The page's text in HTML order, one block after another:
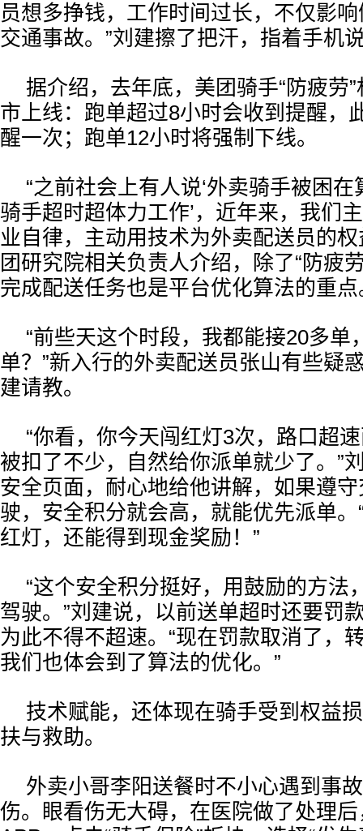
员想多挣钱，工作时间过长，不仅影
交通事故。”刘建擦了把汗，指着手机
据介绍，去年底，美团骑手“防疲劳
市上线：跑单超过8小时会收到提醒，
醒一次；跑单12小时将强制下线。
“之前社会上有人说‘外卖骑手被困在
骑手超时超体力工作’，近年来，我们
业自律，主动用技术为外卖配送员的
团研究院相关负责人介绍，除了“防疲
完成配送任务也是平台优化算法的重点
“前些天这个时段，我都能接20多单
单？”新入行的外卖配送员张山有些疑
建请教。
“你看，你今天闯红灯3次，路口超
被扣了不少，自然给你派单就少了。”
安全页面，耐心地给他讲解，如果遵
驶，安全积分就会高，就能优先派单。
红灯，还能得到现金奖励！”
“这个安全积分挺好，用鼓励的方法
驾驶。”刘建说，以前送单超时还要罚
为此不得不超速。“现在罚款取消了，
我们也体会到了算法的优化。”
技术赋能，还体现在骑手受到权益
扶与救助。
外卖小哥李阳送餐时不小心遇到事
伤。眼看伤无大碍，在医院做了处理